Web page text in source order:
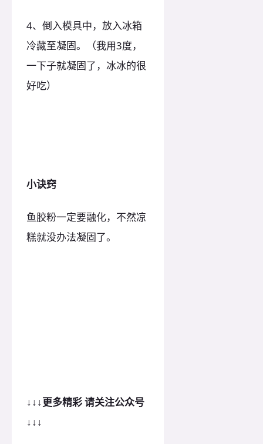
4、倒入模具中，放入冰箱
冷藏至凝固。（我用3度，
一下子就凝固了，冰冰的很
好吃）
小诀窍
鱼胶粉一定要融化，不然凉
糕就没办法凝固了。
↓↓↓更多精彩 请关注公众号
↓↓↓